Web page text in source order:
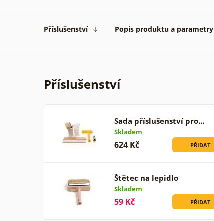
Příslušenství Popis produktu a parametry
Příslušenství
Sada příslušenství pro…
Skladem
624 Kč PŘIDAT
Štětec na lepidlo
Skladem
59 Kč PŘIDAT